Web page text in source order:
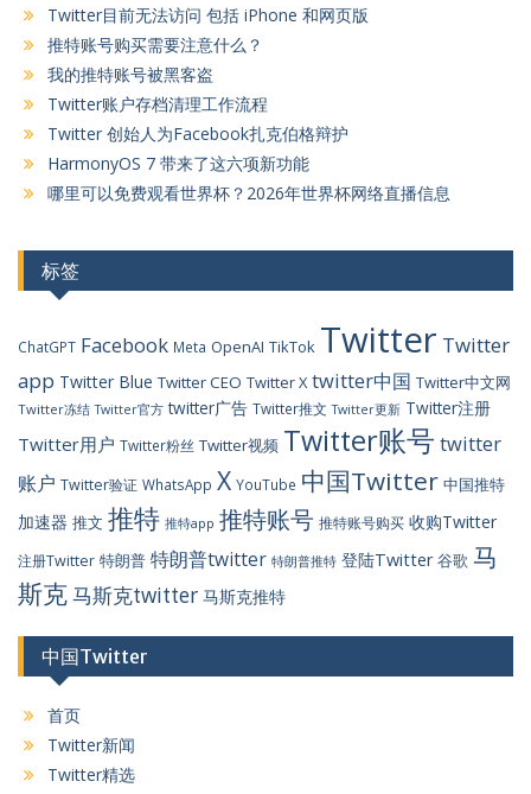
Twitter目前无法访问 包括 iPhone 和网页版
推特账号购买需要注意什么？
我的推特账号被黑客盗
Twitter账户存档清理工作流程
Twitter 创始人为Facebook扎克伯格辩护
HarmonyOS 7 带来了这六项新功能
哪里可以免费观看世界杯？2026年世界杯网络直播信息
标签
ChatGPT Facebook Meta OpenAI TikTok Twitter Twitter
app Twitter Blue Twitter CEO Twitter X twitter中国 Twitter中文网
Twitter冻结 Twitter官方 twitter广告 Twitter推文 Twitter更新 Twitter注册
Twitter用户 Twitter粉丝 Twitter视频 Twitter账号 twitter
账户 Twitter验证 WhatsApp X YouTube 中国Twitter 中国推特
加速器 推文 推特 推特app 推特账号 推特账号购买 收购Twitter
注册Twitter 特朗普 特朗普twitter 特朗普推特 登陆Twitter 谷歌 马
斯克马斯克twitter 马斯克推特
中国Twitter
首页
Twitter新闻
Twitter精选